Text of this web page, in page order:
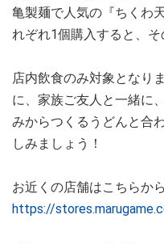
亀製麺で人気の『ちくわ
れぞれ1個購入すると、そ
店内飲食のみ対象となり
に、家族ご友人と一緒に
みからつくるうどんと合
しみましょう！
お近くの店舗はこちらか
https://